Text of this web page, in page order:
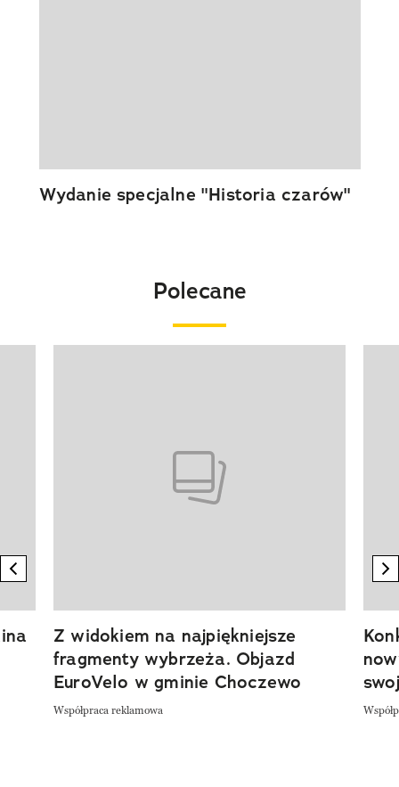
Wydanie specjalne "Historia czarów"
Polecane
previous element
Z widokiem na najpiękniejsze
fragmenty wybrzeża. Objazd
EuroVelo w gminie Choczewo
Współpraca reklamowa